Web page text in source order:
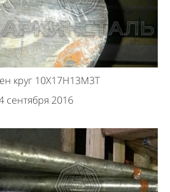
круг 10Х17Н13М3Т
сентября 2016